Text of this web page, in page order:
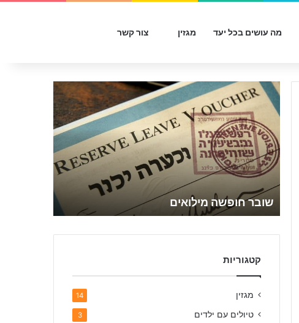
מה עושים בכל יעד מגזין צור קשר
ש
ב
ח
ו
פ
ה
י
שובר חופשה מילואים
קטגוריות
מגזין 14
טיולים עם ילדים 3